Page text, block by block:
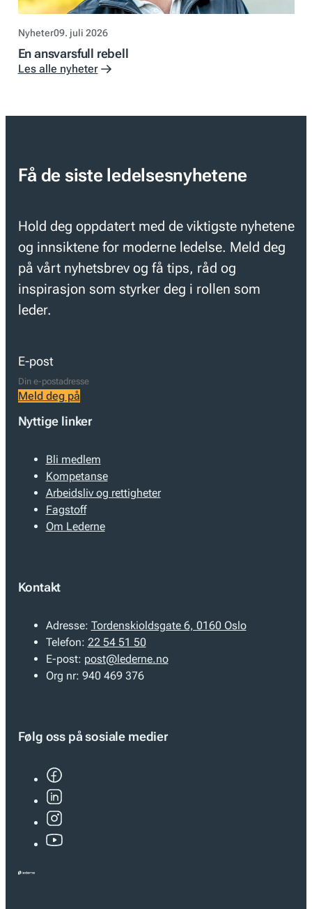
Nyheter09. juli 2026
En ansvarsfull rebell
Les alle nyheter
Få de siste ledelsesnyhetene
Hold deg oppdatert med de viktigste nyhetene
og innsiktene for moderne ledelse. Meld deg
på vårt nyhetsbrev og få tips, råd og
inspirasjon som styrker deg i rollen som
leder.
E-post
Meld deg på
Nyttige linker
Bli medlem
Kompetanse
Arbeidsliv og rettigheter
Fagstoff
Om Lederne
Kontakt
Adresse: Tordenskioldsgate 6, 0160 Oslo
Telefon: 22 54 51 50
E-post: post@lederne.no
Org nr: 940 469 376
Følg oss på sosiale medier